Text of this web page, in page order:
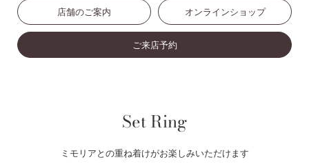
店舗のご案内 オンラインショップ
ご来店予約
Set Ring
ミモリアとの重ね着けがお楽しみいただけます